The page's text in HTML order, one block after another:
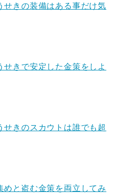
せきの装備はある事だけ気
せきで安定した金策をしよ
せきのスカウトは誰でも超
めと盗む金策を両立してみ